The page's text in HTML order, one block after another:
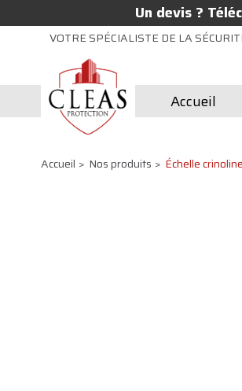
Un devis ?
VOTRE SPÉCIALISTE DE LA
Accueil
Accueil Nos produits Échelle